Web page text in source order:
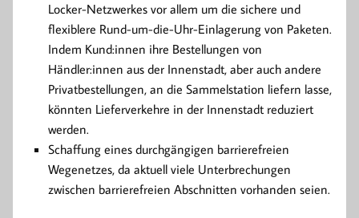
Locker-Netzwerkes vor allem um die sichere und
flexiblere Rund-um-die-Uhr-Einlagerung von Paketen.
Indem Kund:innen ihre Bestellungen von
Händler:innen aus der Innenstadt, aber auch andere
Privatbestellungen, an die Sammelstation liefern lasse,
könnten Lieferverkehre in der Innenstadt reduziert
werden.
Schaffung eines durchgängigen barrierefreien
Wegenetzes, da aktuell viele Unterbrechungen
zwischen barrierefreien Abschnitten vorhanden seien.